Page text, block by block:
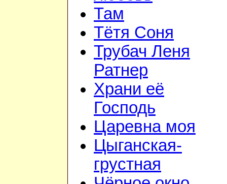
Там
Тётя Соня
Трубач Леня
Ратнер
Храни её
Господь
Царевна моя
Цыганская-
грустная